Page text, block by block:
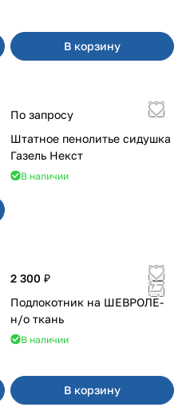
В корзину
По запросу
Штатное пенолитье сидушка
Газель Некст
В наличии
2 300 ₽
Подлокотник на ШЕВРОЛЕ-
н/о ткань
В наличии
В корзину